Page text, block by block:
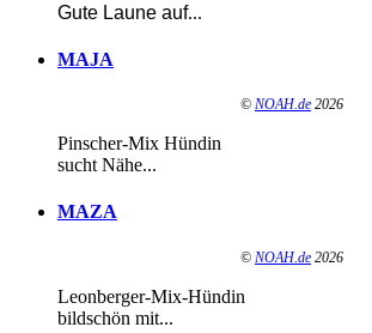
Gute Laune auf...
MAJA
© NOAH.de 2026
Pinscher-Mix Hündin
sucht Nähe...
MAZA
© NOAH.de 2026
Leonberger-Mix-Hündin
bildschön mit...